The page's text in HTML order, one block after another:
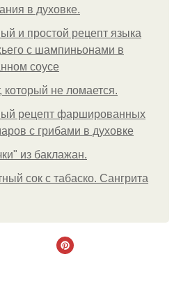
в духовке.
и простой рецепт языка
с шампиньонами в
соусе
который не ломается.
рецепт фаршированных
с грибами в духовке
из баклажан.
сок с табаско. Сангрита